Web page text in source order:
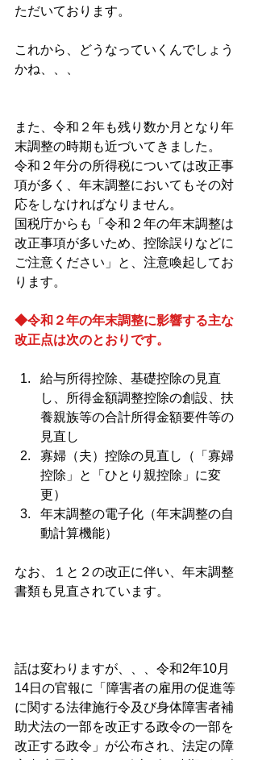
ただいております。
これから、どうなっていくんでしょう
かね、、、
また、令和２年も残り数か月となり年
末調整の時期も近づいてきました。
令和２年分の所得税については改正事
項が多く、年末調整においてもその対
応をしなければなりません。
国税庁からも「令和２年の年末調整は
改正事項が多いため、控除誤りなどに
ご注意ください」と、注意喚起してお
ります。
◆令和２年の年末調整に影響する主な
改正点は次のとおりです。
給与所得控除、基礎控除の見直
し、所得金額調整控除の創設、扶
養親族等の合計所得金額要件等の
見直し
寡婦（夫）控除の見直し（「寡婦
控除」と「ひとり親控除」に変
更）
年末調整の電子化（年末調整の自
動計算機能）
なお、１と２の改正に伴い、年末調整
書類も見直されています。
話は変わりますが、、、令和2年10月
14日の官報に「障害者の雇用の促進等
に関する法律施行令及び身体障害者補
助犬法の一部を改正する政令の一部を
改正する政令」が公布され、法定の障